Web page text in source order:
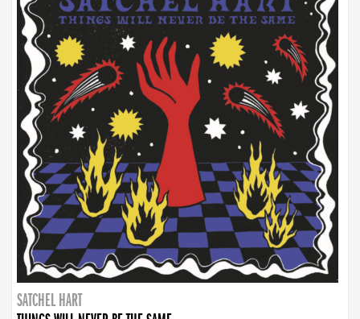
SATCHEL HART